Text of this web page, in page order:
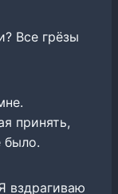
Все грёзы
принять,
было.
вздрагиваю